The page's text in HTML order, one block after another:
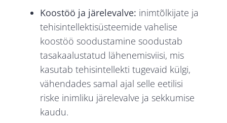
Koostöö ja järelevalve: inimtõlkijate ja
tehisintellektisüsteemide vahelise
koostöö soodustamine soodustab
tasakaalustatud lähenemisviisi, mis
kasutab tehisintellekti tugevaid külgi,
vähendades samal ajal selle eetilisi
riske inimliku järelevalve ja sekkumise
kaudu.